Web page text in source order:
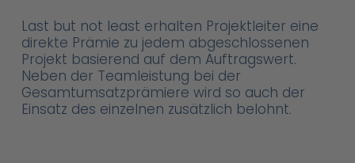
Last but not least erhalten Projektleiter eine
direkte Prämie zu jedem abgeschlossenen
Projekt basierend auf dem Auftragswert.
Neben der Teamleistung bei der
Gesamtumsatzprämiere wird so auch der
Einsatz des einzelnen zusätzlich belohnt.